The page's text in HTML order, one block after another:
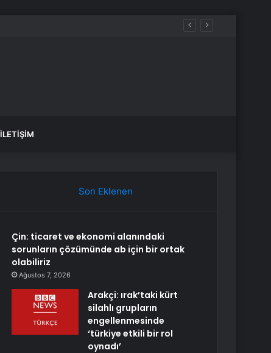
İLETIŞIM
Son Eklenen
Çin: ticaret ve ekonomi alanındaki
sorunların çözümünde ab için bir ortak
olabiliriz
Ağustos 7, 2026
Arakçi: ırak’taki kürt
silahlı grupların
engellenmesinde
‘türkiye etkili bir rol
oynadı’